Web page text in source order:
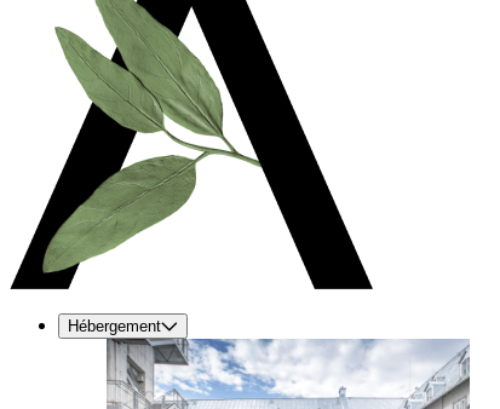
Hébergement